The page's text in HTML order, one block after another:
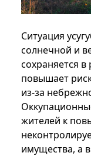
Ситуация
солнечной и
сохраняется
повышает
из-за
жителей к
имущества, а